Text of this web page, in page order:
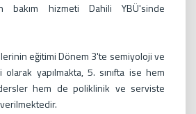
bakım hizmeti Dahili YBÜ'sinde
eğitimi Dönem 3'te semiyoloji ve
yapılmakta, 5. sınıfta ise hem
hem de poliklinik ve serviste